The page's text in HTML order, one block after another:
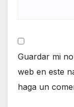
Guardar mi
web en este
haga un